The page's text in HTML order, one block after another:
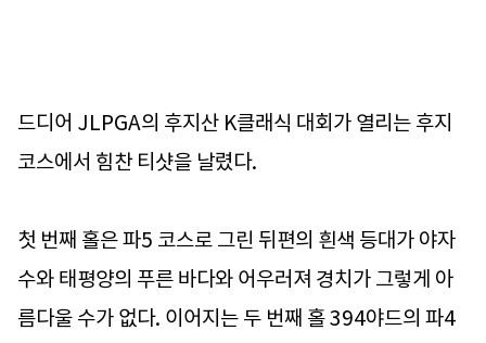
드디어 JLPGA의 후지산 K클래식 대회가 열리는 후지
코스에서 힘찬 티샷을 날렸다.
첫 번째 홀은 파5 코스로 그린 뒤편의 흰색 등대가 야자
수와 태평양의 푸른 바다와 어우러져 경치가 그렇게 아
름다울 수가 없다. 이어지는 두 번째 홀 394야드의 파4